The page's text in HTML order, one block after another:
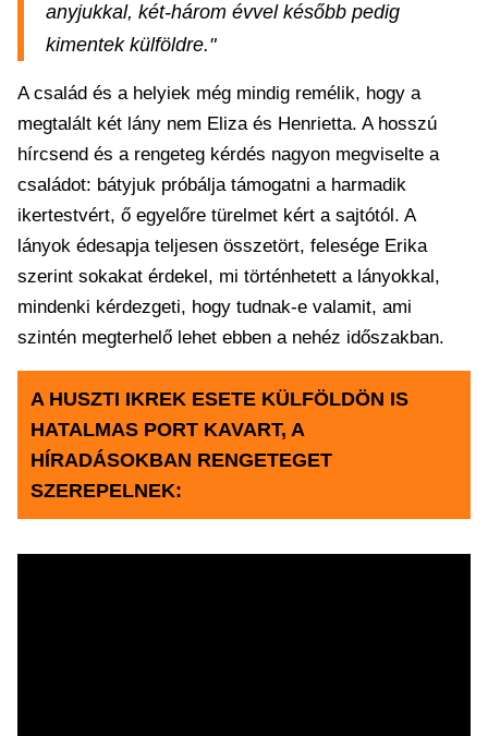
anyjukkal, két-három évvel később pedig
kimentek külföldre."
A család és a helyiek még mindig remélik, hogy a
megtalált két lány nem Eliza és Henrietta. A hosszú
hírcsend és a rengeteg kérdés nagyon megviselte a
családot: bátyjuk próbálja támogatni a harmadik
ikertestvért, ő egyelőre türelmet kért a sajtótól. A
lányok édesapja teljesen összetört, felesége Erika
szerint sokakat érdekel, mi történhetett a lányokkal,
mindenki kérdezgeti, hogy tudnak-e valamit, ami
szintén megterhelő lehet ebben a nehéz időszakban.
A HUSZTI IKREK ESETE KÜLFÖLDÖN IS
HATALMAS PORT KAVART, A
HÍRADÁSOKBAN RENGETEGET
SZEREPELNEK: